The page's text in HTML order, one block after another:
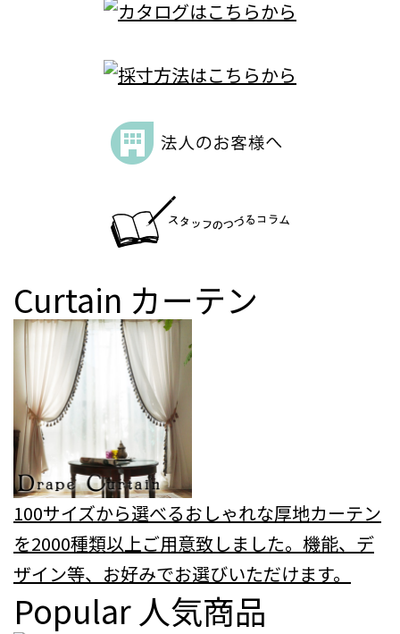
Curtain カーテン
100サイズから選べるおしゃれな厚地カーテン
を2000種類以上ご用意致しました。機能、デ
ザイン等、お好みでお選びいただけます。
Popular 人気商品